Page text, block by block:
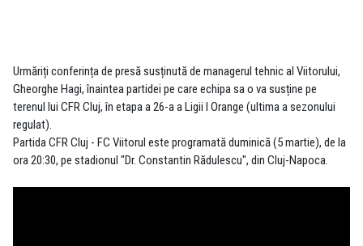
Urmăriți conferința de presă susținută de managerul tehnic al Viitorului,
Gheorghe Hagi, înaintea partidei pe care echipa sa o va susține pe
terenul lui CFR Cluj, în etapa a 26-a a Ligii I Orange (ultima a sezonului
regulat).
Partida CFR Cluj - FC Viitorul este programată duminică (5 martie), de la
ora 20:30, pe stadionul "Dr. Constantin Rădulescu", din Cluj-Napoca.